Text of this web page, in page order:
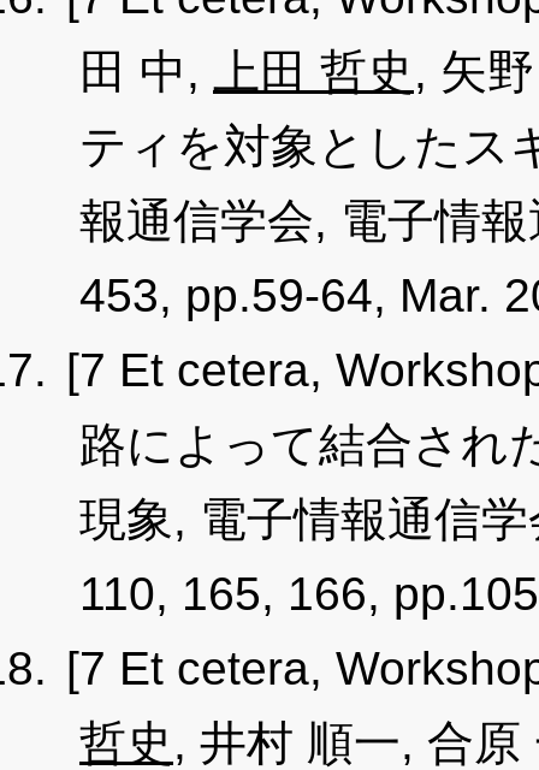
田 中,
上田 哲史 , 矢
ティを対象としたス
報通信学会, 電子情
453, pp.59-64, Mar.
[7 Et cetera,
路によって結合され
現象, 電子情報通信
110, 165, 166,
[7 Et cetera,
哲史 , 井村 順一, 合